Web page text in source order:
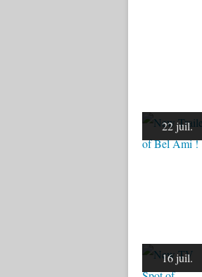
22 juil.
16 juil.